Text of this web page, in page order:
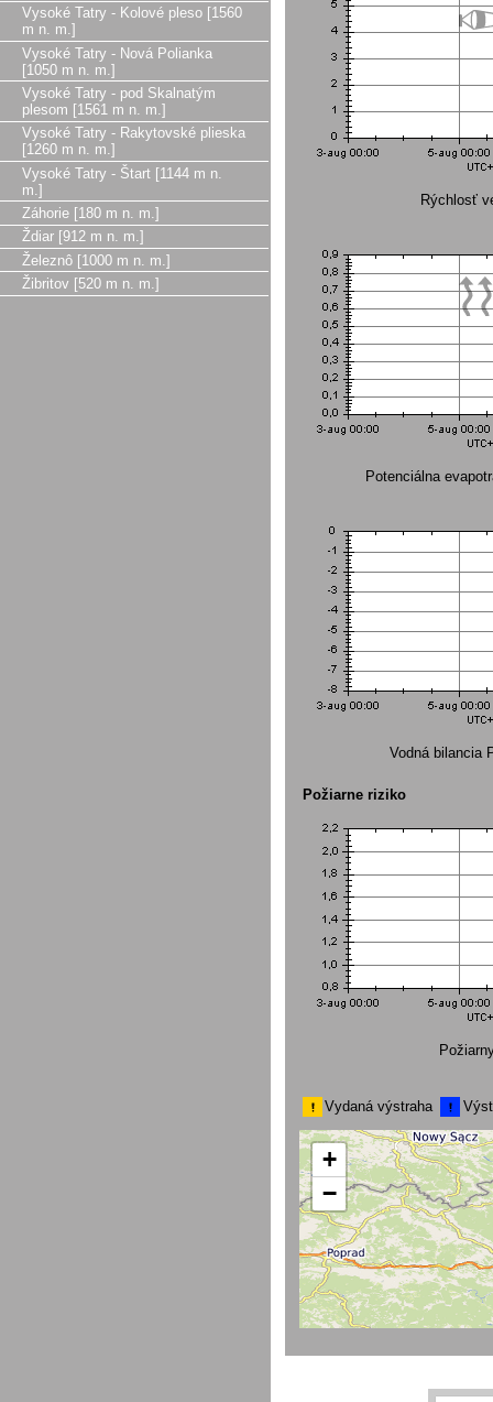
Vysoké Tatry - Kolové pleso [1560
m n. m.]
Vysoké Tatry - Nová Polianka
[1050 m n. m.]
Vysoké Tatry - pod Skalnatým
plesom [1561 m n. m.]
Vysoké Tatry - Rakytovské plieska
[1260 m n. m.]
Vysoké Tatry - Štart [1144 m n.
m.]
Záhorie [180 m n. m.]
Ždiar [912 m n. m.]
Železnô [1000 m n. m.]
Žibritov [520 m n. m.]
Rýchlosť
Potenciálna
Vodná bilancia
Požiarne riziko
Vydaná výstraha
+
−